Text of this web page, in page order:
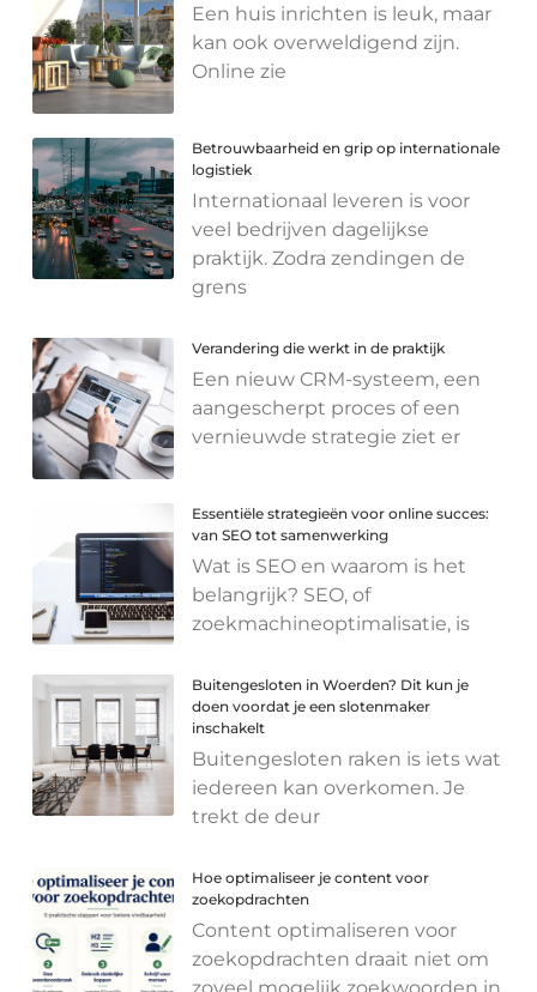
Een huis inrichten is leuk, maar
kan ook overweldigend zijn.
Online zie
Betrouwbaarheid en grip op internationale
logistiek
Internationaal leveren is voor
veel bedrijven dagelijkse
praktijk. Zodra zendingen de
grens
Verandering die werkt in de praktijk
Een nieuw CRM-systeem, een
aangescherpt proces of een
vernieuwde strategie ziet er
Essentiële strategieën voor online succes:
van SEO tot samenwerking
Wat is SEO en waarom is het
belangrijk? SEO, of
zoekmachineoptimalisatie, is
Buitengesloten in Woerden? Dit kun je
doen voordat je een slotenmaker
inschakelt
Buitengesloten raken is iets wat
iedereen kan overkomen. Je
trekt de deur
Hoe optimaliseer je content voor
zoekopdrachten
Content optimaliseren voor
zoekopdrachten draait niet om